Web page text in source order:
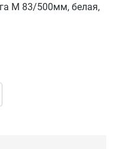
М 83/500мм, белая,